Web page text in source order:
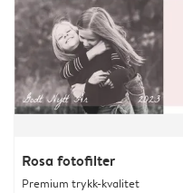
Rosa fotofilter
Premium trykk-kvalitet